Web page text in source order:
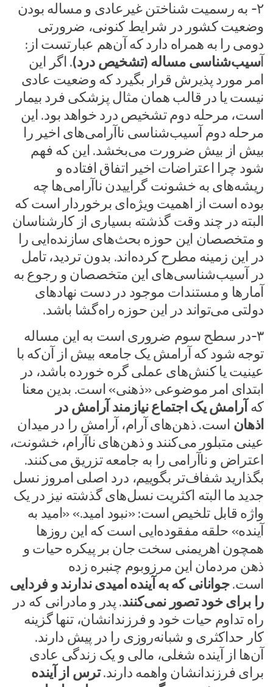
۲- به رسمیت شناختن غیرعادی و مساله بودن
وضعیت کشور در شرایط کنونی، ضرورتی
دومی را به همراه دارد که آن‌هم عبارتست از:
آسیب‌شناسی مساله (تشخیص درد). اگر این
امر مورد پذیرش قرار بگیرد که وضعیت عادی
نیست یا در قالب همان مثال پزشکی فرد بیمار
است، مرحله دوم تشخیص درد خواهد بود. این
مرحله دوم آسیب‌شناسی ناآرامی‌های اخیر را
بیش از بیش ضرورت می‌بخشد. این که فهم
شود چرا اعتراضات اخیر اتفاق افتاده و
ریشه‌های به خشونت گراییدن ناآرامی‌ها چه
بوده است از اهمیت ویژه‌ای برخوردار است که
البته در چند وقت گذشته بسیاری از کارشناسان
و متخصصان این حوزه بحث‌های سازنده‌ایی را
در این زمینه مطرح کرده‌اند. بدون تردید، تامل
در آسیب‌شناسی‌های این متخصصان و رجوع به
آمار‌ها و مستندات موجود در دست نهاد‌های
دولتی می‌تواند در این حوزه راه‌گشا باشد.
۳-در سطح سوم ضروری است به این مساله
توجه شود که آرامش یک جامعه بیش از آن‌که با
عینیت یا کنش‌های عملی گره خورده باشد، در
ابتدای امر موضوعی «ذهنی» است. بدین معنا
که آرامش یک اجتماع نیازمند آرامش در
اذهان است. ذهن‌های آرام، آرامش را در میدان
عینی متبلور می‌کنند و ذهن‌های ناآرام، خشونت،
اعتراض و ناآرامی را به جامعه تزریق می‌کنند.
بگذارید شفاف‌تر بگوییم، درد اصلی امروز نسل
جدید ما البته اکثریت نسل‌های گذشته نیز در یک
واژه قابل تلخیص است: «نبود امید.» «امید به
آینده» حلقه مفقوده‌ایی است که این روز‌ها
همچون اهریمنی سخت جان بر پیکره حیات و
ذهن مردمان این مرزوبوم چنبره زده
است.جوانانی که به آینده امیدی ندارند و فردایی
را برای خود تصور نمی‌کنند. پدر و مادرانی که در
راه تداوم حیات خود و فرزندانشان، تنها گزینه
کار حداکثری و شبانه‌روزی را در پیش دارند.
آن‌ها از آینده شغلی، مالی و یک زندگی عادی
برای فرزندانشان واهمه دارند.ترس از آینده